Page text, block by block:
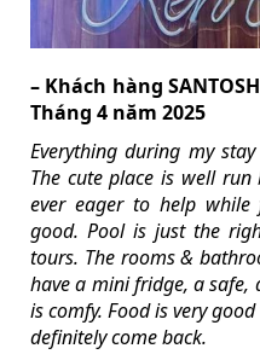
– Khách hàng
Tháng 4 năm 2025
Everything during my
The cute place is well
ever eager to help
good. Pool is just the
tours. The rooms &
have a mini fridge, a safe,
is comfy. Food is very
definitely come back.